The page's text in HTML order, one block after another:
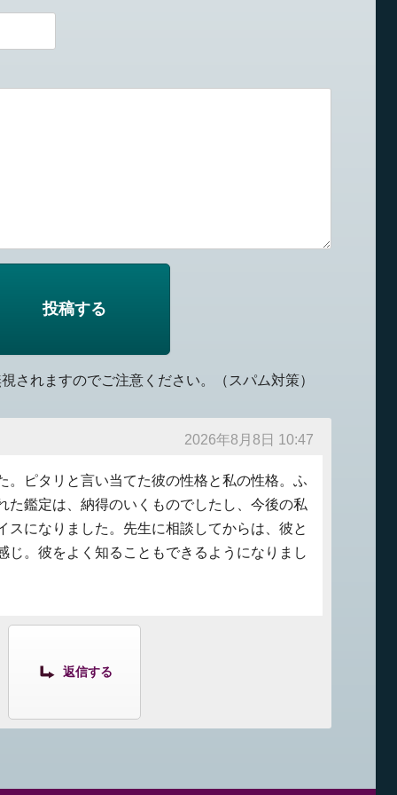
されますのでご注意ください。（スパム対策）
2026年8月8日 10:47
。ピタリと言い当てた彼の性格と私の性格。ふ
た鑑定は、納得のいくものでしたし、今後の私
スになりました。先生に相談してからは、彼と
じ。彼をよく知ることもできるようになりまし
返信する